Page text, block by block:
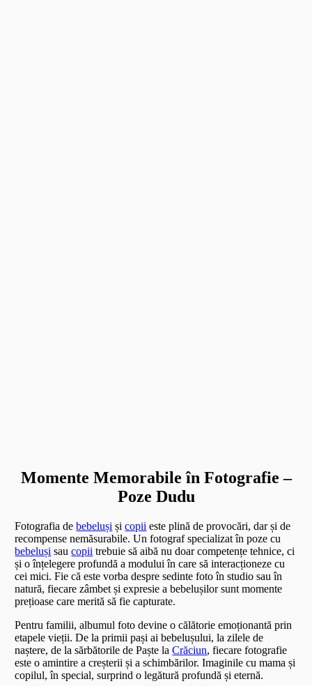
Momente Memorabile în Fotografie –
Poze Dudu
Fotografia debebeluși șicopii este plină de provocări, dar și de
recompense nemăsurabile. Un fotograf specializat în poze cu
bebeluși saucopii trebuie să aibă nu doar competențe tehnice, ci
și o înțelegere profundă a modului în care să interacționeze cu
cei mici. Fie că este vorba despre sedinte foto în studio sau în
natură, fiecare zâmbet și expresie a bebelușilor sunt momente
prețioase care merită să fie capturate.
Pentru familii, albumul foto devine o călătorie emoționantă prin
etapele vieții. De la primii pași ai bebelușului, la zilele de
naștere, de la sărbătorile de Paște laCrăciun, fiecare fotografie
este o amintire a creșterii și a schimbărilor. Imaginile cu mama și
copilul, în special, surprind o legătură profundă și eternă.